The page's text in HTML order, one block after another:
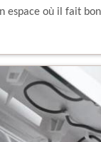
où il fait